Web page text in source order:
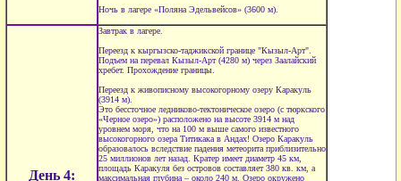
Ночь в лагере «Поляна Эдельвейсов» (3600 м).
День 4:
Завтрак в лагере.
Переезд к кыргызско-таджикской границе "Кызыл-Арт".
Подъем на перевал Кызыл-Арт (4280 м) через Заалайский
хребет. Прохождение границы.
Переезд к живописному высокогорному озеру Каракуль
(3914 м).
Это бессточное ледниково-тектоническое озеро (с тюркского
«Черное озеро») расположено на высоте 3914 м над
уровнем моря, что на 100 м выше самого известного
высокогорного озера Титикака в Андах! Озеро Каракуль
образовалось вследствие падения метеорита приблизительно
25 миллионов лет назад. Кратер имеет диаметр 45 км,
площадь Каракуля без островов составляет 380 кв. км, а
максимальная глубина – около 240 м. Озеро окружено